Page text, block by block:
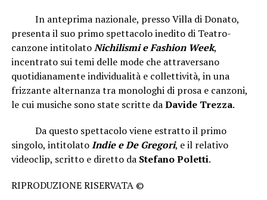
In anteprima nazionale, presso Villa di Donato,
presenta il suo primo spettacolo inedito di Teatro-
canzone intitolatoNichilismi e Fashion Week,
incentrato sui temi delle mode che attraversano
quotidianamente individualità e collettività, in una
frizzante alternanza tra monologhi di prosa e canzoni,
le cui musiche sono state scritte daDavide Trezza.
Da questo spettacolo viene estratto il primo
singolo, intitolatoIndie e De Gregori, e il relativo
videoclip, scritto e diretto da Stefano Poletti.
RIPRODUZIONE RISERVATA ©